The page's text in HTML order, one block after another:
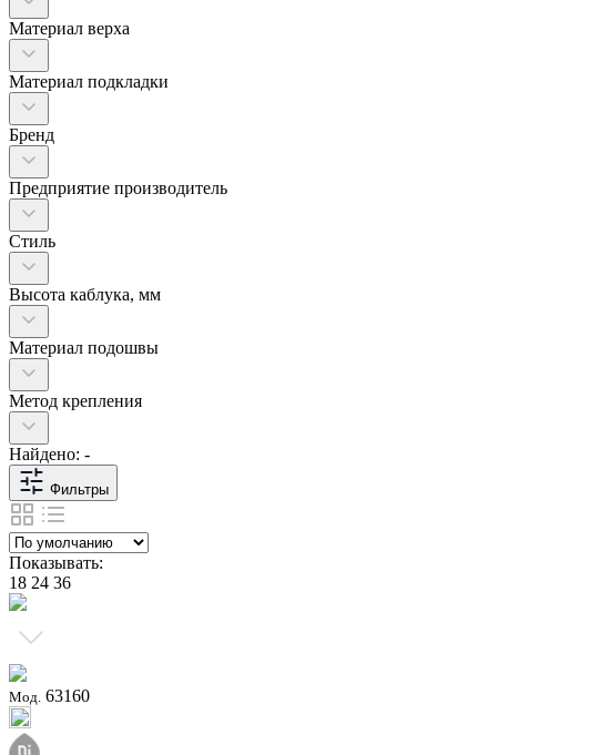
Материал верха
Материал подкладки
Бренд
Предприятие производитель
Стиль
Высота каблука, мм
Материал подошвы
Метод крепления
Найдено: -
Фильтры
Показывать:
18 24 36
Мод. 63160